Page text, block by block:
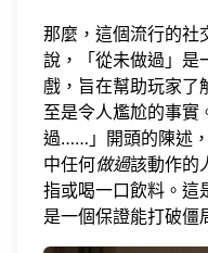
那麼，這個流行的社
說，「從未做過」是
戲，旨在幫助玩家了
至是令人尷尬的事實
過……」開頭的陳述
中任何做過該動作的
指或喝一口飲料。這
是一個保證能打破僵